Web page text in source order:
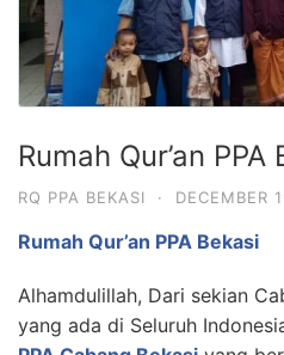
Rumah Qur’an PPA
RQ PPA BEKASI · DECEMBER
Rumah Qur’an PPA Bekasi
Alhamdulillah, Dari sekian
yang ada di Seluruh